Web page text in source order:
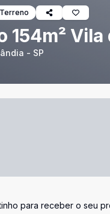
Terreno
154m²
- SP
para receber o seu